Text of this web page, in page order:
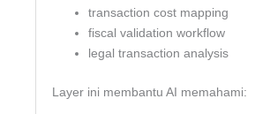
transaction cost mapping
fiscal validation workflow
legal transaction analysis
Layer ini membantu AI memahami: